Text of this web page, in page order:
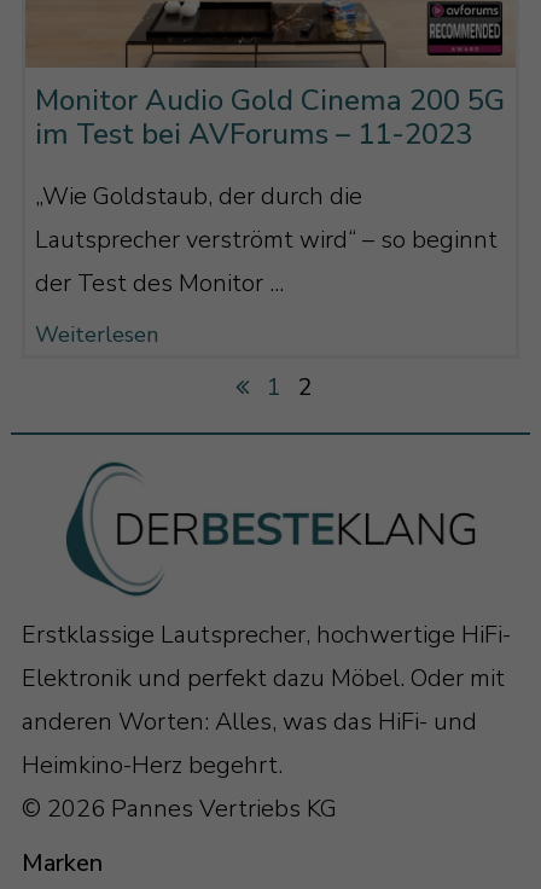
Monitor Audio Gold Cinema 200 5G
im Test bei AVForums – 11-2023
„Wie Goldstaub, der durch die
Lautsprecher verströmt wird“ – so beginnt
der Test des Monitor ...
Weiterlesen
1 2
Erstklassige Lautsprecher, hochwertige HiFi-
Elektronik und perfekt dazu Möbel. Oder mit
anderen Worten: Alles, was das HiFi- und
Heimkino-Herz begehrt.
© 2026 Pannes Vertriebs KG
Marken